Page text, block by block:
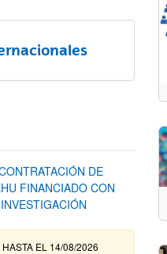
DE
FINANCIADO CON
EL 14/08/2026